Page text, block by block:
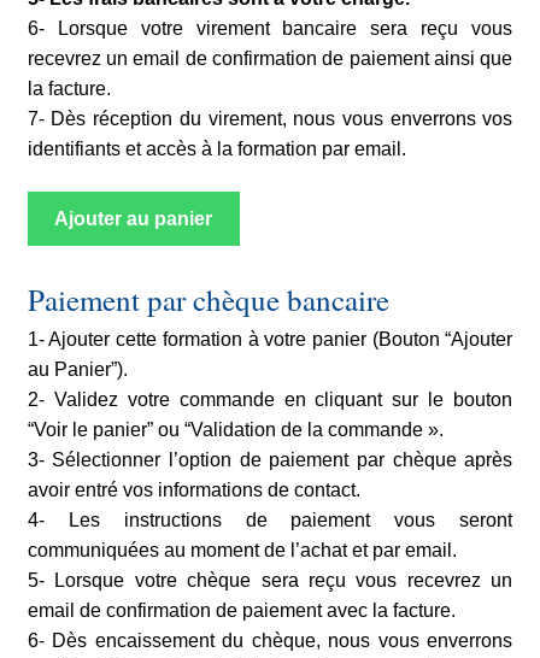
6- Lorsque votre virement bancaire sera reçu vous
recevrez un email de confirmation de paiement ainsi que
la facture.
7- Dès réception du virement, nous vous enverrons vos
identifiants et accès à la formation par email.
Ajouter au panier
Paiement par chèque bancaire
1- Ajouter cette formation à votre panier (Bouton “Ajouter
au Panier”).
2- Validez votre commande en cliquant sur le bouton
“Voir le panier” ou “Validation de la commande ».
3- Sélectionner l’option de paiement par chèque après
avoir entré vos informations de contact.
4- Les instructions de paiement vous seront
communiquées au moment de l’achat et par email.
5- Lorsque votre chèque sera reçu vous recevrez un
email de confirmation de paiement avec la facture.
6- Dès encaissement du chèque, nous vous enverrons